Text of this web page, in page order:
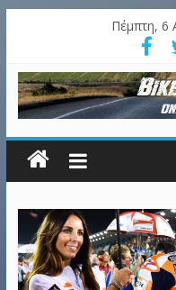
Πέμπτη, 6